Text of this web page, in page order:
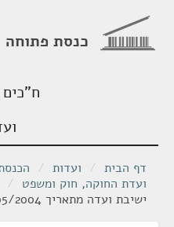
כנסת פתוחה
ח"כים
דף הבית / ועדות /
ועדת החוקה, חוק ומשפט /
ישיבת ועדה מתאריך 11/05/2004